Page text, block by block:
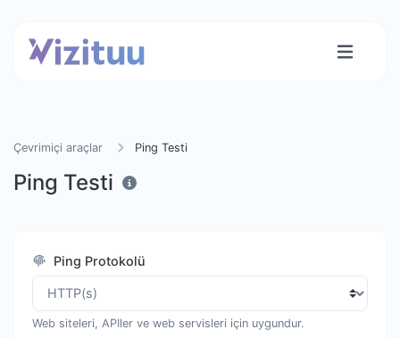
Çevrimiçi araçlar Ping Testi
Ping Testi
Ping Protokolü
Web siteleri, APIler ve web servisleri için uygundur.